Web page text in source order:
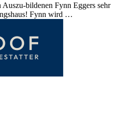
Auszu-bildenen Fynn Eggers sehr
Fynn wird …